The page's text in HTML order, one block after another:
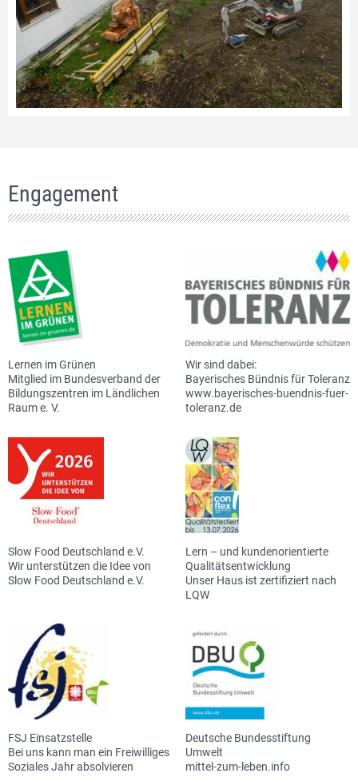
Engagement
Lernen im Grünen
Mitglied im Bundesverband der
Bildungszentren im Ländlichen
Raum e. V.
Wir sind dabei:
Bayerisches Bündnis für Toleranz
www.bayerisches-buendnis-fuer-
toleranz.de
Slow Food Deutschland e.V.
Wir unterstützen die Idee von
Slow Food Deutschland e.V.
Lern – und kundenorientierte
Qualitätsentwicklung
Unser Haus ist zertifiziert nach
LQW
FSJ Einsatzstelle
Bei uns kann man ein Freiwilliges
Soziales Jahr absolvieren
Deutsche Bundesstiftung
Umwelt
mittel-zum-leben.info